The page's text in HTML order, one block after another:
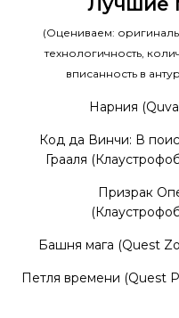
(Оцениваем:
технологичность,
вписанность в
Нарния
Код да Винчи: В
Грааля
Призрак
Башня мага (Quest
Петля времени (Quest